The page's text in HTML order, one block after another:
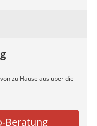
zu Hause aus über die
Beratung